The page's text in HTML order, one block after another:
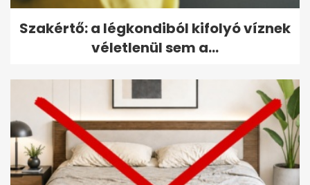
Szakértő: a légkondiból kifolyó víznek
véletlenül sem a...